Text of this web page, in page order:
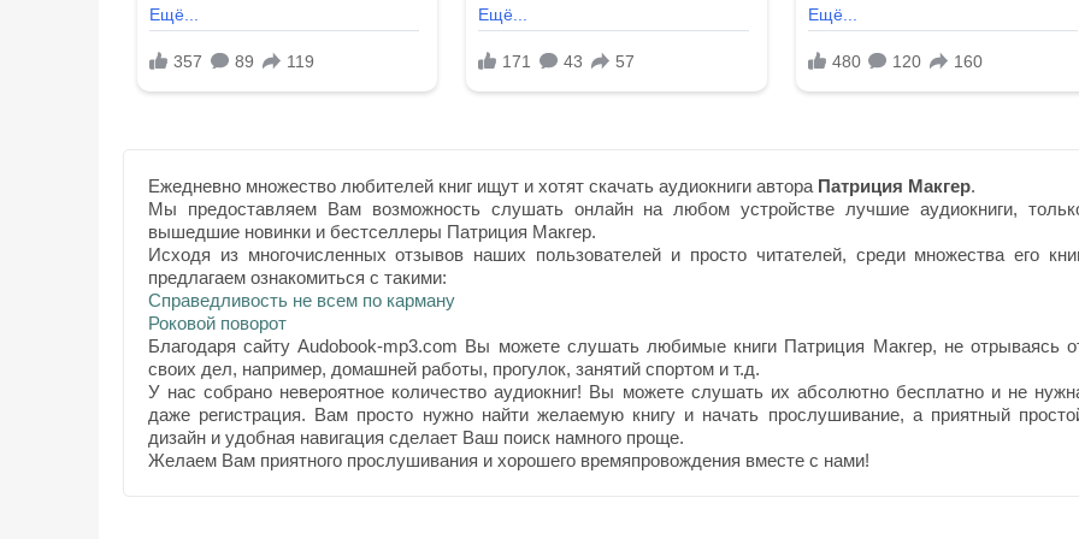
Ежедневно множество любителей книг ищут и хотят скачать аудиокниги автора Патриция Макгер.
Мы предоставляем Вам возможность слушать онлайн на любом устройстве лучшие аудиокниги,
вышедшие новинки и бестселлеры Патриция Макгер.
Исходя из многочисленных отзывов наших пользователей и просто читателей, среди множества его
предлагаем ознакомиться с такими:
Справедливость не всем по карману
Роковой поворот
Благодаря сайту Audobook-mp3.com Вы можете слушать любимые книги Патриция Макгер, не отрываясь
своих дел, например, домашней работы, прогулок, занятий спортом и т.д.
У нас собрано невероятное количество аудиокниг! Вы можете слушать их абсолютно бесплатно и не
даже регистрация. Вам просто нужно найти желаемую книгу и начать прослушивание, а приятный
дизайн и удобная навигация сделает Ваш поиск намного проще.
Желаем Вам приятного прослушивания и хорошего времяпровождения вместе с нами!